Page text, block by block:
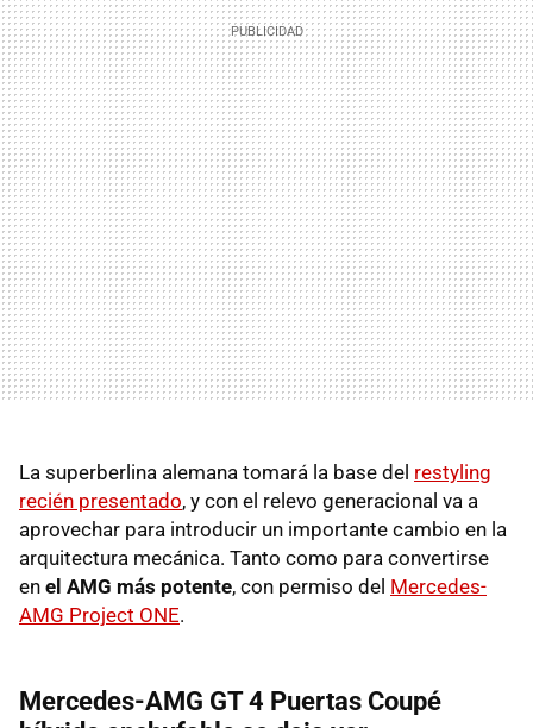
La superberlina alemana tomará la base del restyling
recién presentado, y con el relevo generacional va a
aprovechar para introducir un importante cambio en la
arquitectura mecánica. Tanto como para convertirse
en el AMG más potente, con permiso del Mercedes-
AMG Project ONE.
Mercedes-AMG GT 4 Puertas Coupé